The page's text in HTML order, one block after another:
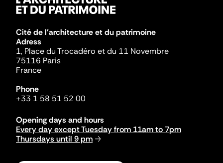
Cité de l'architecture et du patrimoine
Adress
1, Place du Trocadéro et du 11 Novembre
75116 Paris
France
Phone
+33 1 58 51 52 00
Opening days and hours
Every day except Tuesday from 11am to 7pm
Thursdays until 9 pm